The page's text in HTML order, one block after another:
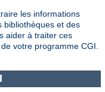
les informations
bibliothèques et des
aider à traiter ces
votre programme CGI.